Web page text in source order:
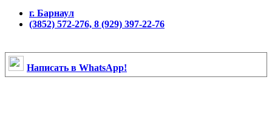
г. Барнаул
(3852) 572-276, 8 (929) 397-22-76
Написать в WhatsApp!